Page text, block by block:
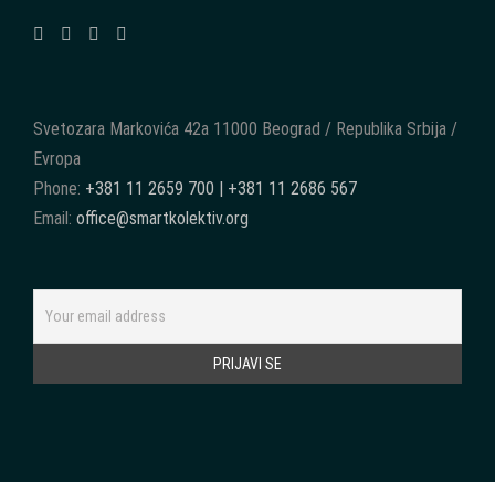
Svetozara Markovića 42a 11000 Beograd / Republika Srbija /
Evropa
Phone: +381 11 2659 700 | +381 11 2686 567
Email: office@smartkolektiv.org